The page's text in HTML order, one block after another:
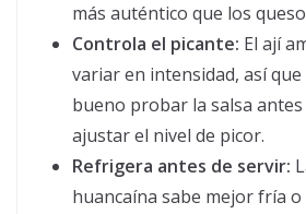
más auténtico que los
Controla el picante: El ají
variar en intensidad, así
bueno probar la salsa
ajustar el nivel de picor.
Refrigera antes de servir:
huancaína sabe mejor fría